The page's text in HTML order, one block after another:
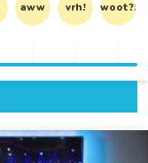
aww vrh! woot?!